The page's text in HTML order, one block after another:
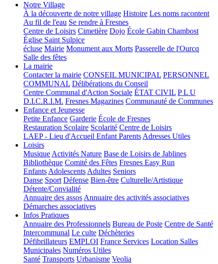
Notre Village
À la découverte de notre village Histoire Les noms racontent
Au fil de l'eau Se rendre à Fresnes
Centre de Loisirs Cimetière Dojo École Gabin Chambost
Église Saint Sulpice
écluse Mairie Monument aux Morts Passerelle de l'Ourcq
Salle des fêtes
La mairie
Contacter la mairie CONSEIL MUNICIPAL PERSONNEL
COMMUNAL Délibérations du Conseil
Centre Communal d'Action Sociale ÉTAT CIVIL P L U
D.I.C.R.I.M. Fresnes Magazines Communauté de Communes
Enfance et Jeunesse
Petite Enfance Garderie École de Fresnes
Restauration Scolaire Scolarité Centre de Loisirs
LAEP - Lieu d'Accueil Enfant ParentsAdresses Utiles
Loisirs
MusiqueActivités Nature Base de Loisirs de Jablines
Bibliothèque Comité des Fêtes Fresnes Easy Run
EnfantsAdolescentsAdultes Seniors
Danse Sport Défense Bien-être Culturelle/Artistique
Détente/Convialité
Annuaire des assosAnnuaire des activités associatives
Démarches associatives
Infos Pratiques
Annuaire des Professionnels Bureau de Poste Centre de Santé
Intercommunal Le culte Déchèteries
Défibrillateurs EMPLOI France Services Location Salles
Municipales Numéros Utiles
Santé Transports Urbanisme Veolia